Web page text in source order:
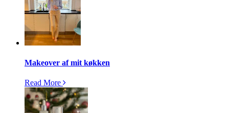
Makeover af mit køkken
Read More